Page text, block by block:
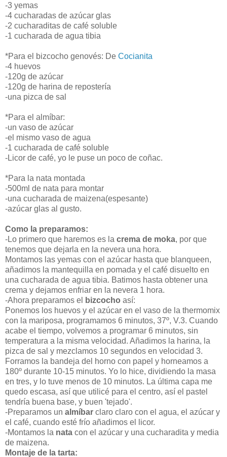
-3 yemas
-4 cucharadas de azúcar glas
-2 cucharaditas de café soluble
-1 cucharada de agua tibia
*Para el bizcocho genovés: De Cocianita
-4 huevos
-120g de azúcar
-120g de harina de repostería
-una pizca de sal
*Para el almíbar:
-un vaso de azúcar
-el mismo vaso de agua
-1 cucharada de café soluble
-Licor de café, yo le puse un poco de coñac.
*Para la nata montada
-500ml de nata para montar
-una cucharada de maizena(espesante)
-azúcar glas al gusto.
Como la preparamos:
-Lo primero que haremos es la crema de moka, por que
tenemos que dejarla en la nevera una hora.
Montamos las yemas con el azúcar hasta que blanqueen,
añadimos la mantequilla en pomada y el café disuelto en
una cucharada de agua tibia. Batimos hasta obtener una
crema y dejamos enfriar en la nevera 1 hora.
-Ahora preparamos el
bizcocho así:
Ponemos los huevos y el azúcar en el vaso de la thermomix
con la mariposa, programamos 6 minutos, 37º, V.3. Cuando
acabe el tiempo, volvemos a programar 6 minutos, sin
temperatura a la misma velocidad. Añadimos la harina, la
pizca de sal y mezclamos 10 segundos en velocidad 3.
Forramos la bandeja del horno con papel y horneamos a
180º durante 10-15 minutos. Yo lo hice, dividiendo la masa
en tres, y lo tuve menos de 10 minutos. La última capa me
quedo escasa, así que utilicé para el centro, así el pastel
tendría buena base, y buen 'tejado'.
-Preparamos un almíbar claro claro con el agua, el azúcar y
el café, cuando esté frío añadimos el licor.
-Montamos la nata con el azúcar y una cucharadita y media
de maizena.
Montaje de la tarta: